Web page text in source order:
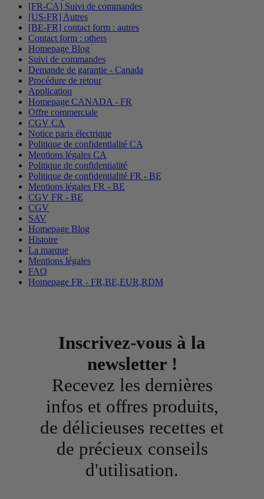
[FR-CA] Suivi de commandes
[US-FR] Autres
[BE-FR] contact form : autres
Contact form : others
Homepage Blog
Suivi de commandes
Demande de garantie - Canada
Procédure de retour
Application
Homepage CANADA - FR
Offre commerciale
CGV CA
Notice paris électrique
Politique de confidentialité CA
Mentions légales CA
Politique de confidentialité
Politique de confidentialité FR - BE
Mentions légales FR - BE
CGV FR - BE
CGV
SAV
Homepage Blog
Histoire
La marque
Mentions légales
FAQ
Homepage FR - FR,BE,EUR,RDM
Inscrivez-vous à la
newsletter !
Recevez les dernières
infos et offres produits,
de délicieuses recettes et
de précieux conseils
d'utilisation.